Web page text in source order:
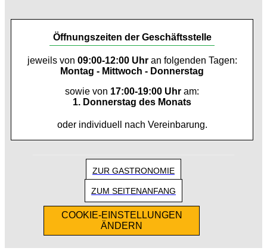
Öffnungszeiten der Geschäftsstelle
jeweils von 09:00-12:00 Uhran folgenden Tagen:
Montag - Mittwoch - Donnerstag
sowie von 17:00-19:00 Uhr am:
1. Donnerstag des Monats
oder individuell nach Vereinbarung.
ZUR GASTRONOMIE
ZUM SEITENANFANG
COOKIE-EINSTELLUNGEN
ÄNDERN